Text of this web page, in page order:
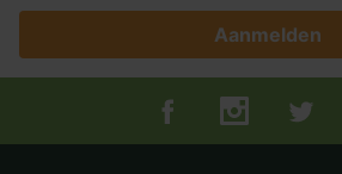
Aanmelden
Tuincentrum.nl op
Tuincentrum.nl